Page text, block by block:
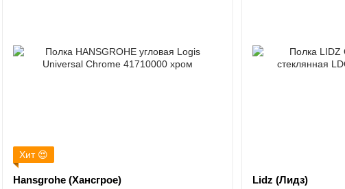
Хит 😍
Hansgrohe (Хансгрое)
Lidz (Лидз)